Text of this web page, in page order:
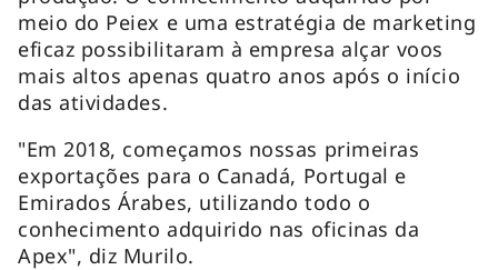
meio do Peiex e uma estratégia de marketing
eficaz possibilitaram à empresa alçar voos
mais altos apenas quatro anos após o início
das atividades.
"Em 2018, começamos nossas primeiras
exportações para o Canadá, Portugal e
Emirados Árabes, utilizando todo o
conhecimento adquirido nas oficinas da
Apex", diz Murilo.